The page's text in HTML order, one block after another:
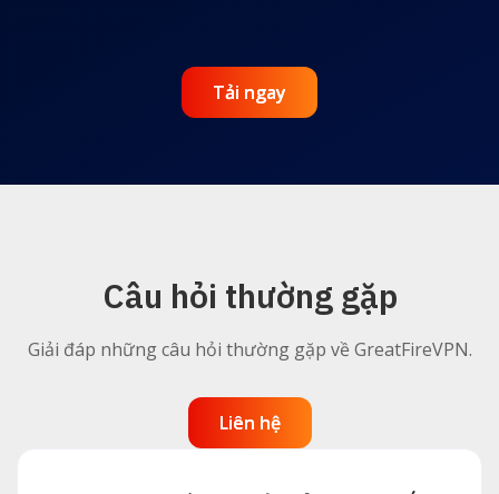
Tải ngay
Tải ngay
Câu hỏi thường gặp
Giải đáp những câu hỏi thường gặp về GreatFireVPN.
Liên hệ
Liên hệ